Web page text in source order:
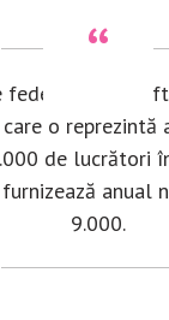
federației de
o reprezintă
de lucrători
anual
9.000.